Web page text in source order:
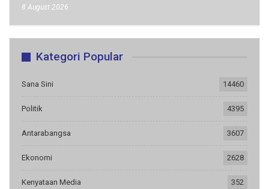
8 August 2026
Kategori Popular
Sana Sini 14460
Politik 4395
Antarabangsa 3607
Ekonomi 2628
Kenyataan Media 352